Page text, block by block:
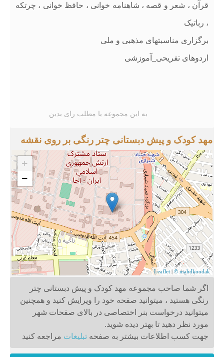
قرآن ، شعر و قصه ، شاهنامه خوانی ، حافظ خوانی ، چرتکه
، رباتیک
برگزاری مناسبتهای مذهبی و ملی
اردوهای تفریحی_آموزشی
به این مجموعه یا مطلب رای بدین
مهد کودک و پیش دبستانی چتر رنگی بر روی نقشه
+
−
Leaflet | © mahdkoodak
اگر شما صاحب مجموعه مهد کودک و پیش دبستانی چتر
رنگی هستید ، میتوانید صفحه خود را ویرایش کنید و همچنین
میتوانید درخواست بنر اختصاصی در بالای صفحات شهر
مورد نظر دهید تا بهتر دیده شوید.
جهت کسب اطلاعات بیشتر به صفحه تبلیغات مراجعه کنید